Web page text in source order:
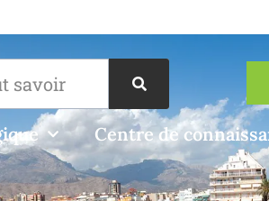
Centre de